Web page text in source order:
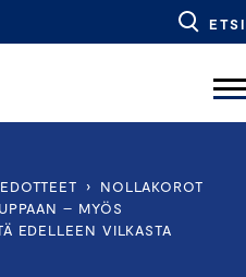
ETSI
›
NOLLAKOROT
– MYÖS
EDELLEEN VILKASTA